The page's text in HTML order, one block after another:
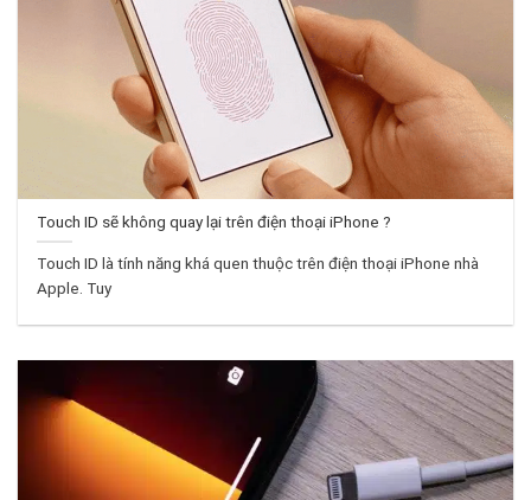
Touch ID sẽ không quay lại trên điện thoại iPhone ?
Touch ID là tính năng khá quen thuộc trên điện thoại iPhone nhà
Apple. Tuy